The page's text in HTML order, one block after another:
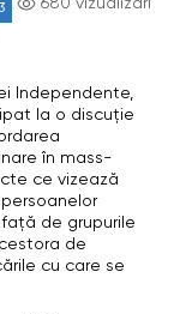
Independente,
la o discuție
în mass-
ce vizează
de grupurile
de
cu care se